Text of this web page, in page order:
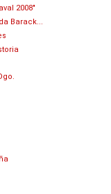
2008"
Barack...